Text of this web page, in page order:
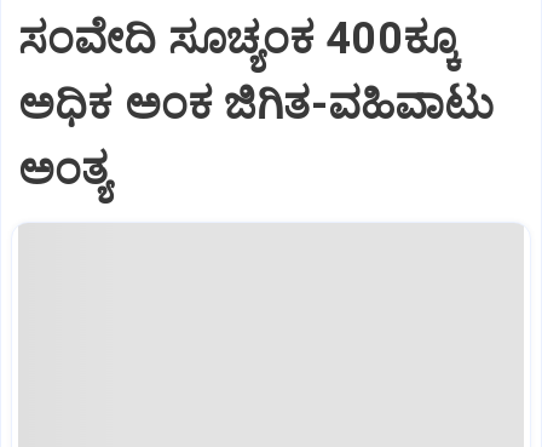
ಸಂವೇದಿ ಸೂಚ್ಯಂಕ 400ಕ್ಕೂ
ಅಧಿಕ ಅಂಕ ಜಿಗಿತ-ವಹಿವಾಟು
ಅಂತ್ಯ